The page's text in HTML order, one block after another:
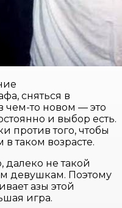
сняться в
чем-то новом — это
и выбор есть.
против того, чтобы
в таком возрасте.
далеко не такой
девушкам. Поэтому
азы этой
игра.